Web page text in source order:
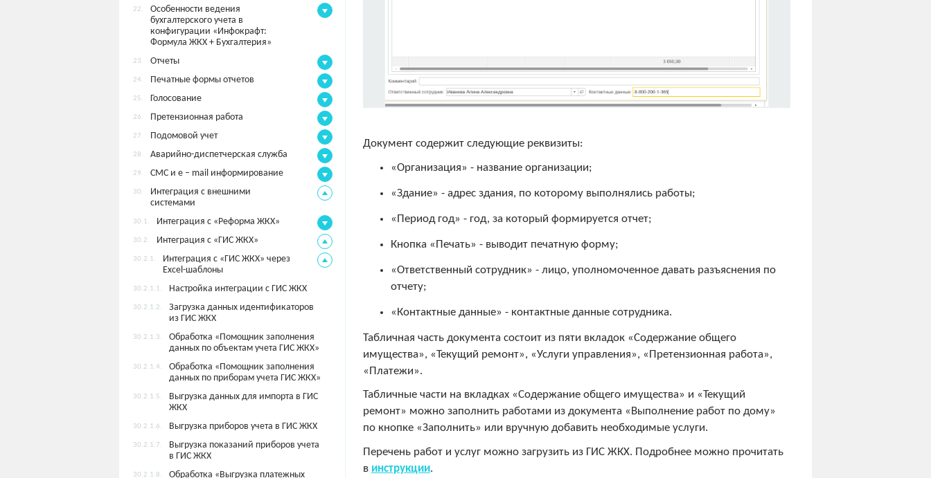
22.
Особенности ведения
бухгалтерского учета в
конфигурации «Инфокрафт:
Формула ЖКХ + Бухгалтерия»
23. Отчеты
24. Печатные формы отчетов
25. Голосование
26. Претензионная работа
27. Подомовой учет
28. Аварийно-диспетчерская служба
29. СМС и e – mail информирование
30.
Интеграция с внешними
системами
30.1. Интеграция с «Реформа ЖКХ»
30.2. Интеграция с «ГИС ЖКХ»
30.2.1.
Интеграция с «ГИС ЖКХ» через
Excel-шаблоны
30.2.1.1. Настройка интеграции с ГИС ЖКХ
30.2.1.2.
Загрузка данных идентификаторов
из ГИС ЖКХ
30.2.1.3.
Обработка «Помощник заполнения
данных по объектам учета ГИС ЖКХ»
30.2.1.4.
Обработка «Помощник заполнения
данных по приборам учета ГИС ЖКХ»
30.2.1.5.
Выгрузка данных для импорта в ГИС
ЖКХ
30.2.1.6. Выгрузка приборов учета в ГИС ЖКХ
30.2.1.7.
Выгрузка показаний приборов учета
в ГИС ЖКХ
30.2.1.8.
Обработка «Выгрузка платежных
Документ содержит следующие реквизиты:
«Организация» - название организации;
«Здание» - адрес здания, по которому выполнялись работы;
«Период год» - год, за который формируется отчет;
Кнопка «Печать» - выводит печатную форму;
«Ответственный сотрудник» - лицо, уполномоченное давать разъяснения по
отчету;
«Контактные данные» - контактные данные сотрудника.
Табличная часть документа состоит из пяти вкладок «Содержание общего
имущества», «Текущий ремонт», «Услуги управления», «Претензионная работа»,
«Платежи».
Табличные части на вкладках «Содержание общего имущества» и «Текущий
ремонт» можно заполнить работами из документа «Выполнение работ по дому»
по кнопке «Заполнить» или вручную добавить необходимые услуги.
Перечень работ и услуг можно загрузить из ГИС ЖКХ. Подробнее можно прочитать
в инструкции.